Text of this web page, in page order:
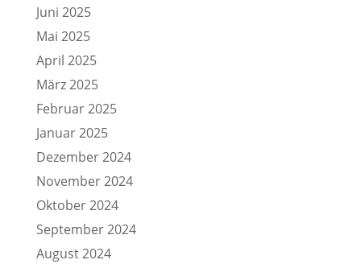
Juni 2025
Mai 2025
April 2025
März 2025
Februar 2025
Januar 2025
Dezember 2024
November 2024
Oktober 2024
September 2024
August 2024